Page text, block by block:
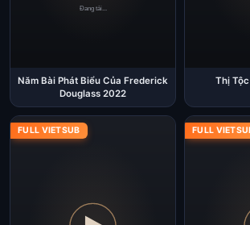
Năm Bài Phát Biểu Của Frederick
Douglass 2022
Thị
FULL VIETSUB FULL